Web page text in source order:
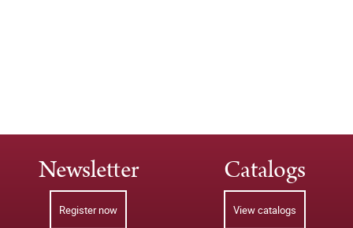
Newsletter
Register now
Catalogs
View catalogs